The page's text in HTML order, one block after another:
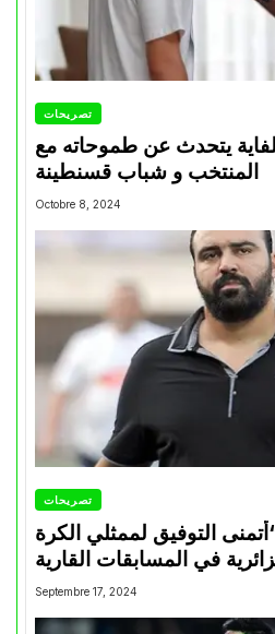
تصريحات
يتحدث عن طموحاته مع
المنتخب و شباب قسنطينة
Octobre 8, 2024
تصريحات
التوفيق لممثلي الكرة
Septembre 17, 2024